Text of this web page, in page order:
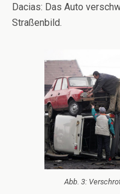
Dacias: Das Auto
Straßenbild.
Abb. 3: